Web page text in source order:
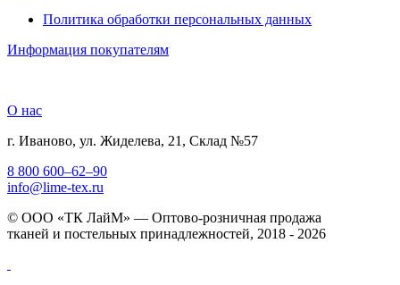
Политика обработки персональных данных
Информация покупателям
О нас
г. Иваново, ул. Жиделева, 21, Склад №57
8 800 600–62–90
info@lime-tex.ru
© ООО «ТК ЛайМ» — Оптово-розничная продажа
тканей и постельных принадлежностей, 2018 - 2026